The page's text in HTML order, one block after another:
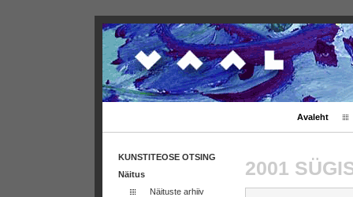
Avaleht
KUNSTITEOSE OTSING
Näitus
Näituste arhiiv
2001